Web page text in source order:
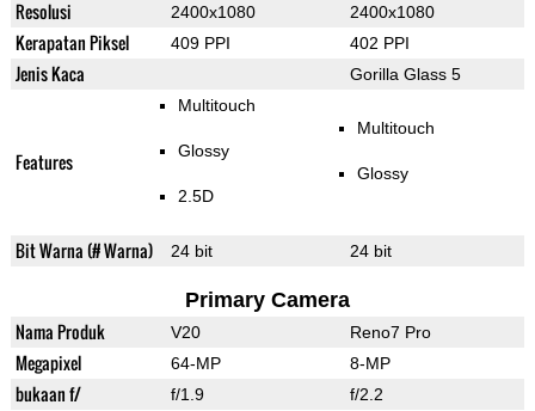
Resolusi 2400x1080 2400x1080
Kerapatan Piksel 409 PPI 402 PPI
Jenis Kaca Gorilla Glass 5
Features
Multitouch
Glossy
2.5D
Multitouch
Glossy
Bit Warna (# Warna) 24 bit 24 bit
Primary Camera
Nama Produk V20 Reno7 Pro
Megapixel 64-MP 8-MP
bukaan f/ f/1.9 f/2.2